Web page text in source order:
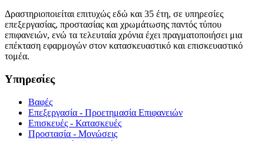
Δραστηριοποιείται επιτυχώς εδώ και 35 έτη, σε υπηρεσίες
επεξεργασίας, προστασίας και χρωμάτωσης παντός τύπου
επιφανειών, ενώ τα τελευταία χρόνια έχει πραγματοποιήσει μια
επέκταση εφαρμογών στον κατασκευαστικό και επισκευαστικό
τομέα.
Υπηρεσίες
Βαφές
Επεξεργασία - Προετημασία Επιφανειών
Επισκευές - Κατασκευές
Προστασία - Μονώσεις